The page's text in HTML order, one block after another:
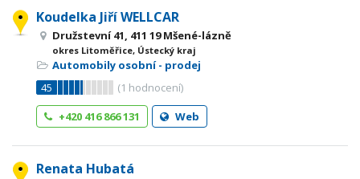
Koudelka Jiří WELLCAR
Družstevní 41, 411 19 Mšené-lázně
okres Litoměřice, Ústecký kraj
Automobily osobní - prodej
45
(1 hodnocení)
+420 416 866 131
Web
Renata Hubatá